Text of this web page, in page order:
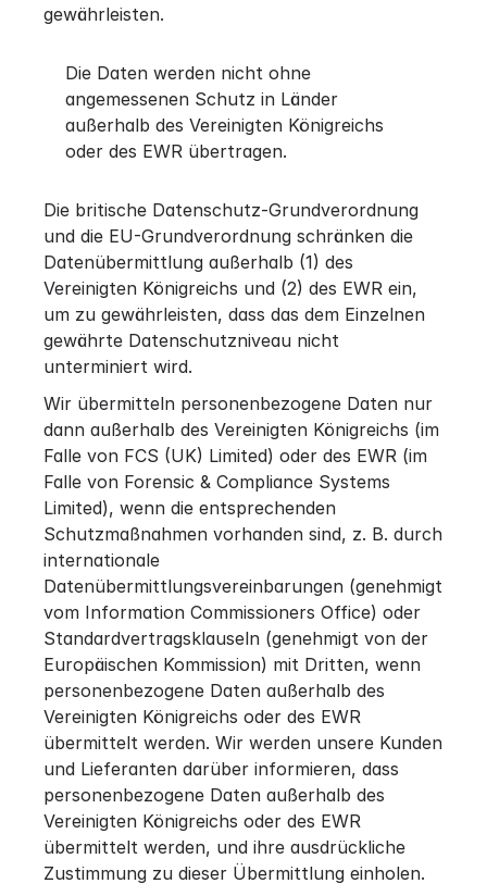
gewährleisten.
Die Daten werden nicht ohne
angemessenen Schutz in Länder
außerhalb des Vereinigten Königreichs
oder des EWR übertragen.
Die britische Datenschutz-Grundverordnung
und die EU-Grundverordnung schränken die
Datenübermittlung außerhalb (1) des
Vereinigten Königreichs und (2) des EWR ein,
um zu gewährleisten, dass das dem Einzelnen
gewährte Datenschutzniveau nicht
unterminiert wird.
Wir übermitteln personenbezogene Daten nur
dann außerhalb des Vereinigten Königreichs (im
Falle von FCS (UK) Limited) oder des EWR (im
Falle von Forensic & Compliance Systems
Limited), wenn die entsprechenden
Schutzmaßnahmen vorhanden sind, z. B. durch
internationale
Datenübermittlungsvereinbarungen (genehmigt
vom Information Commissioners Office) oder
Standardvertragsklauseln (genehmigt von der
Europäischen Kommission) mit Dritten, wenn
personenbezogene Daten außerhalb des
Vereinigten Königreichs oder des EWR
übermittelt werden. Wir werden unsere Kunden
und Lieferanten darüber informieren, dass
personenbezogene Daten außerhalb des
Vereinigten Königreichs oder des EWR
übermittelt werden, und ihre ausdrückliche
Zustimmung zu dieser Übermittlung einholen.